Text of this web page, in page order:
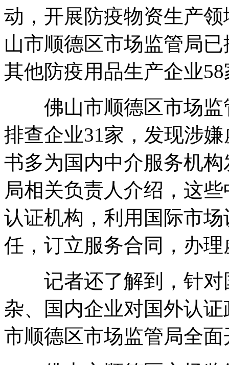
动，开展防疫物资生产
山市顺德区市场监管局
其他防疫用品生产企业
佛山市顺德区市场监
排查企业31家，发现涉
书多为国内中介服务机
局相关负责人介绍，这
认证机构，利用国际市
任，订立服务合同，办
记者还了解到，针对
杂、国内企业对国外认
市顺德区市场监管局全